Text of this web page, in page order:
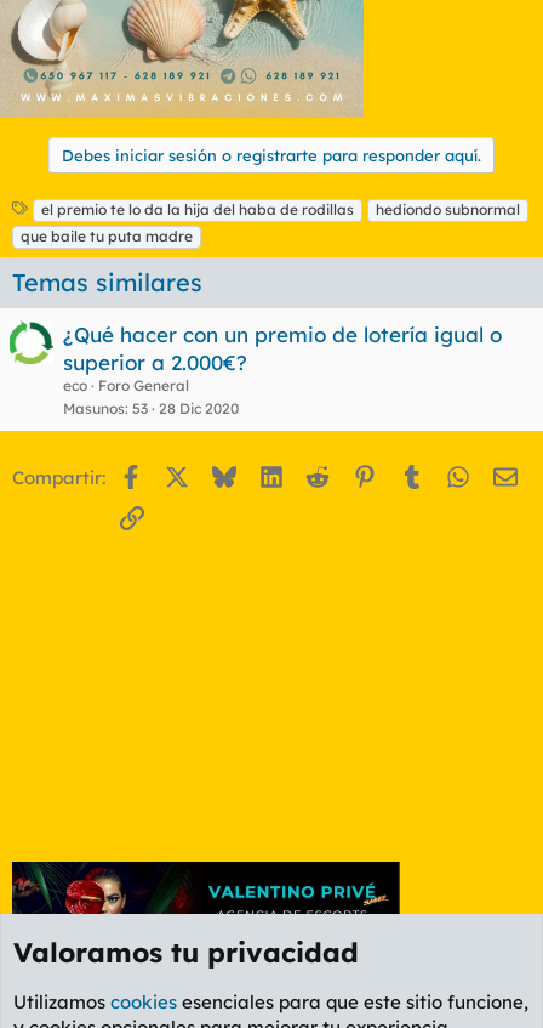
Debes iniciar sesión o registrarte para responder aquí.
E
t
i
u
t
a
el premio te lo da la hija del haba de rodillas
hediondo subnormal
que baile tu puta madre
Temas similares
¿Qué hacer con un premio de lotería igual o
superior a 2.000€?
eco
Foro General
Masunos 53 28 Dic 2020
Compartir: Facebook BlueskyLinkedIn
Reddit Pinterest
Tumblr
Enlace
Valoramos tu privacidad
Utilizamos cookies esenciales para que este sitio funcione,